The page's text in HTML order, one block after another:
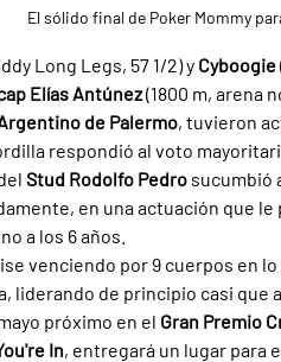
El sólido final de Poker Mommy
Long Legs, 57 1/2) y Cyboogie
Elías Antúnez (1800 m, arena
de Palermo, tuvieron
respondió al voto
Stud Rodolfo Pedro sucumbió
en una actuación que
a los 6 años.
venciendo por 9 cuerpos en
liderando de principio casi que
próximo en el Gran Premio
In, entregará un lugar para